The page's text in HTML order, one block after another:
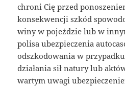
chroni Cię przed
konsekwencji szkód
winy w pojeździe lub w
polisa ubezpieczenia
odszkodowania w
działania sił natury lub
wartym uwagi